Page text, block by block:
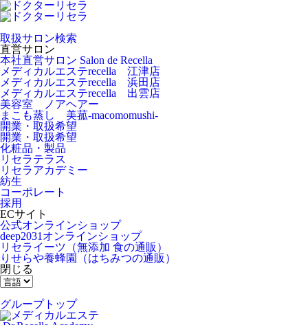
取扱サロン検索
直営サロン
本社直営サロン Salon de Recella
メディカルエステrecella 江津店
メディカルエステrecella 浜田店
メディカルエステrecella 出雲店
美容室 ノアヘアー
まこも蒸し 美菰-macomomushi-
開業・取扱希望
開業・取扱希望
化粧品・製品
リセラテラス
リセラアカデミー
紡生
コーポレート
採用
ECサイト
公式オンラインショップ
deep2031オンラインショップ
リセライーツ （無添加 食の通販）
りせらや養蜂園
（はちみつの通販）
閉じる
グループトップ